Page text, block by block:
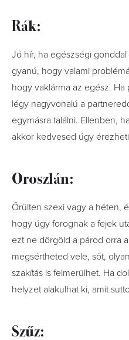
Rák:
Jó hír, ha egészségi
gyanú, hogy valami
hogy vaklárma az egész.
légy nagyvonalú a
egymásra találni. Ellenben,
akkor kedvesed úgy
Oroszlán:
Őrülten szexi vagy a héten,
hogy úgy forognak a fejek
ezt ne dörgöld a párod orra
megsértheted vele, sőt,
szakítás is felmerülhet. Ha
helyzet alakulhat ki, amit
Szűz: